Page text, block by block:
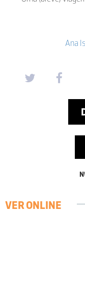
Ana
VER ONLINE